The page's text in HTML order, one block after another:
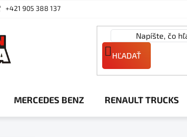
+421 905 388 137
HĽADAŤ
MERCEDES BENZ RENAULT TRUCKS